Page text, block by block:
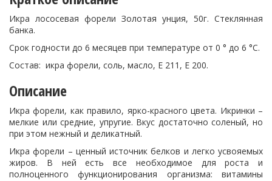
Икра лососевая форели Золотая унция, 50г. Стеклянная
банка.
Срок годности до 6 месяцев при температуре от 0 ° до 6 °C.
Состав: икра форели, соль, масло, Е 211, Е 200.
Описание
Икра форели, как правило, ярко-красного цвета. Икринки –
мелкие или средние, упругие. Вкус достаточно соленый, но
при этом нежный и деликатный.
Икра форели – ценный источник белков и легко усвояемых
жиров. В ней есть все необходимое для роста и
полноценного функционирования организма: витамины